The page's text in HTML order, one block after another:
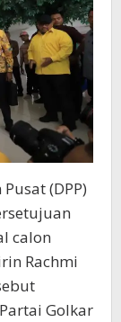
(DPP)
calon
Rachmi
Golkar